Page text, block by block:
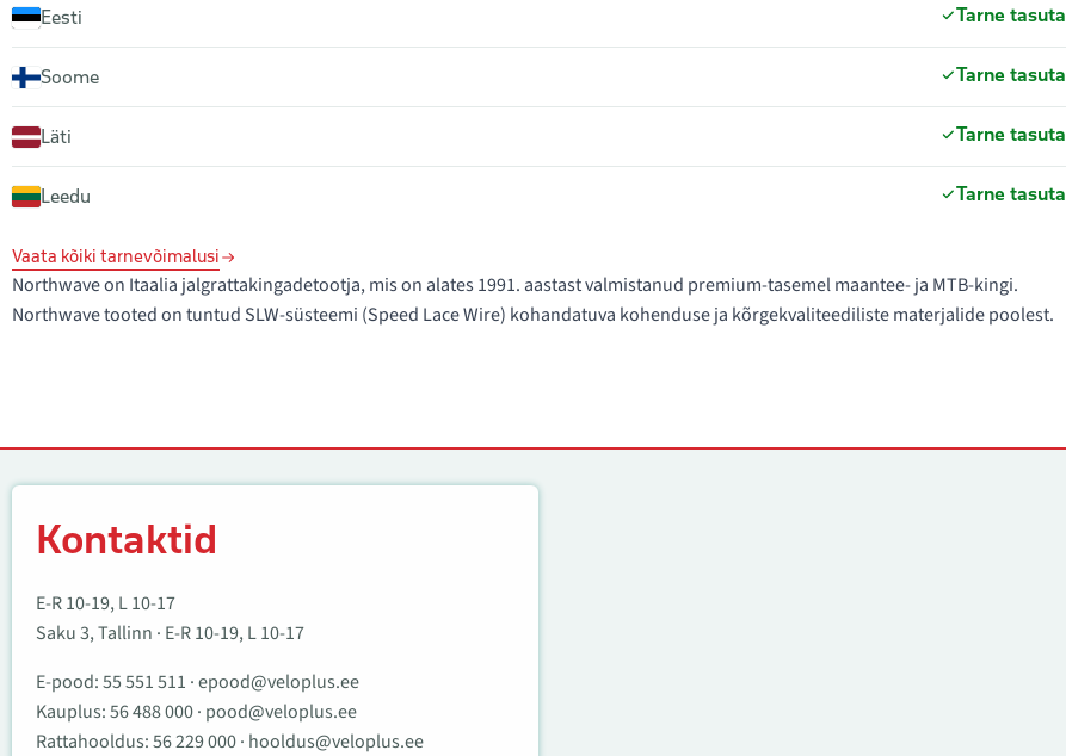
Eesti Tarne tasuta
Soome Tarne tasuta
Läti Tarne tasuta
Leedu Tarne tasuta
Vaata kõiki tarnevõimalusi
Northwave on Itaalia jalgrattakingadetootja, mis on alates 1991. aastast valmistanud premium-tasemel maantee- ja MTB-kingi.
Northwave tooted on tuntud SLW-süsteemi (Speed Lace Wire) kohandatuva kohenduse ja kõrgekvaliteediliste materjalide poolest.
Kontaktid
E-R 10-19, L 10-17
Saku 3, Tallinn · E-R 10-19, L 10-17
E-pood:55 551 511 ·epood@veloplus.ee
Kauplus:56 488 000· pood@veloplus.ee
Rattahooldus:56 229 000· hooldus@veloplus.ee